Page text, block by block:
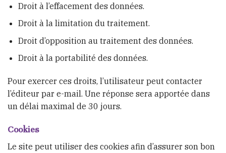
Droit à l’effacement des données.
Droit à la limitation du traitement.
Droit d’opposition au traitement des données.
Droit à la portabilité des données.
Pour exercer ces droits, l’utilisateur peut contacter
l’éditeur par e-mail. Une réponse sera apportée dans
un délai maximal de 30 jours.
Cookies
Le site peut utiliser des cookies afin d’assurer son bon